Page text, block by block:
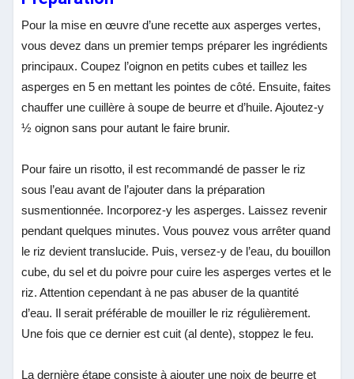
Pour la mise en œuvre d’une recette aux asperges vertes,
vous devez dans un premier temps préparer les ingrédients
principaux. Coupez l’oignon en petits cubes et taillez les
asperges en 5 en mettant les pointes de côté. Ensuite, faites
chauffer une cuillère à soupe de beurre et d’huile. Ajoutez-y
½ oignon sans pour autant le faire brunir.
Pour faire un risotto, il est recommandé de passer le riz
sous l’eau avant de l’ajouter dans la préparation
susmentionnée. Incorporez-y les asperges. Laissez revenir
pendant quelques minutes. Vous pouvez vous arrêter quand
le riz devient translucide. Puis, versez-y de l’eau, du bouillon
cube, du sel et du poivre pour cuire les asperges vertes et le
riz. Attention cependant à ne pas abuser de la quantité
d’eau. Il serait préférable de mouiller le riz régulièrement.
Une fois que ce dernier est cuit (al dente), stoppez le feu.
La dernière étape consiste à ajouter une noix de beurre et